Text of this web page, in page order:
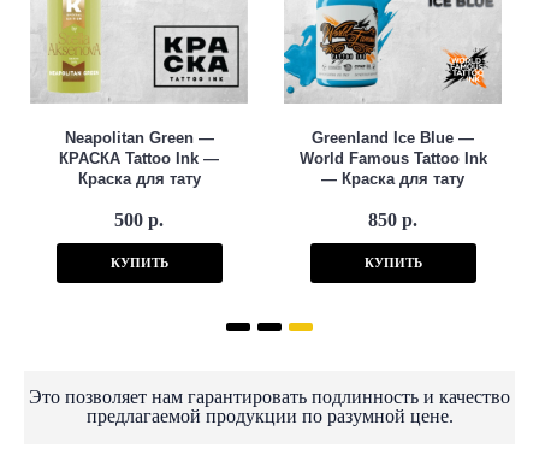
Neapolitan Green —
КРАСКА Tattoo Ink —
Краска для тату
500 р.
КУПИТЬ
Greenland Ice Blue —
World Famous Tattoo Ink
— Краска для тату
850 р.
КУПИТЬ
Это позволяет нам гарантировать подлинность и качество
предлагаемой продукции по разумной цене.